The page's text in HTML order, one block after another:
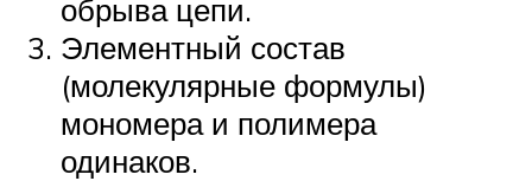
обрыва цепи.
Элементный состав
(молекулярные формулы)
мономера и полимера
одинаков.